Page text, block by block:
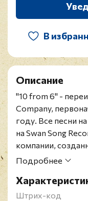
В
Описание
"10 from 6" -
Company,
году. Все песни
на Swan Song
компании,
Название
записали к тому
хиты, как "Can’t
Подробнее
Штрих-код